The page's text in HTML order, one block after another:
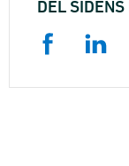
DEL SIDENS